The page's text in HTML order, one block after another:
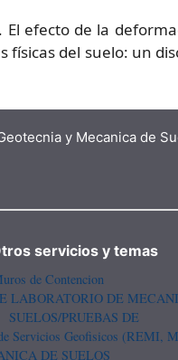
El efecto de la
físicas del suelo: un
y Mecanica de
servicios y temas
de Contencion
LABORATORIO DE
SUELOS/PRUEBAS DE
Servicios Geofisicos (REMI,
DE SUELOS